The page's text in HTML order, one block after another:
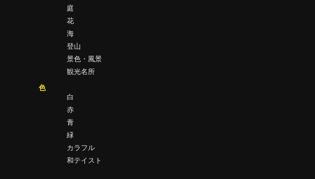
庭
花
海
登山
景色・風景
観光名所
色
白
赤
青
緑
カラフル
和テイスト